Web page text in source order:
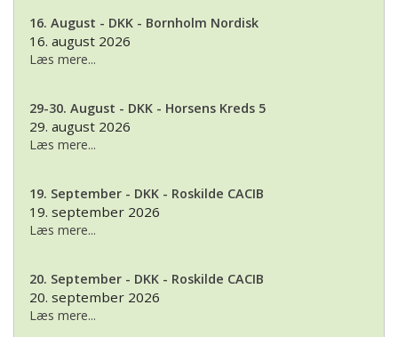
16. August - DKK - Bornholm Nordisk
16. august 2026
Læs mere...
29-30. August - DKK - Horsens Kreds 5
29. august 2026
Læs mere...
19. September - DKK - Roskilde CACIB
19. september 2026
Læs mere...
20. September - DKK - Roskilde CACIB
20. september 2026
Læs mere...